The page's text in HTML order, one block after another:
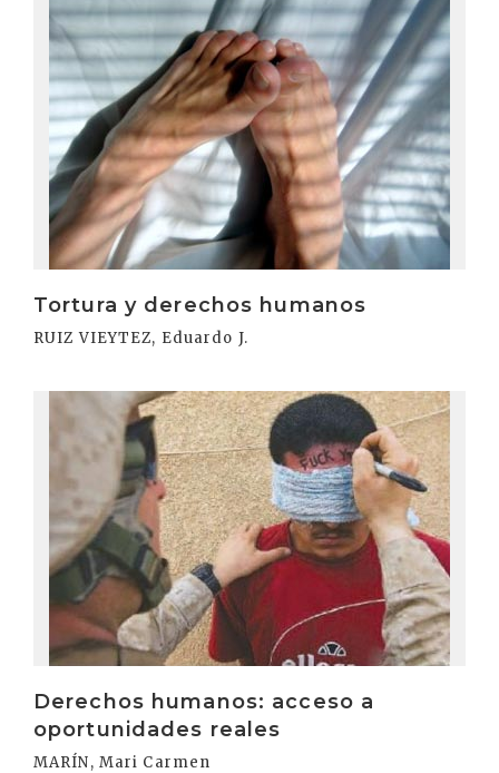
Tortura y derechos humanos
RUIZ VIEYTEZ, Eduardo J.
Derechos humanos: acceso a
oportunidades reales
MARÍN, Mari Carmen
Irakurri